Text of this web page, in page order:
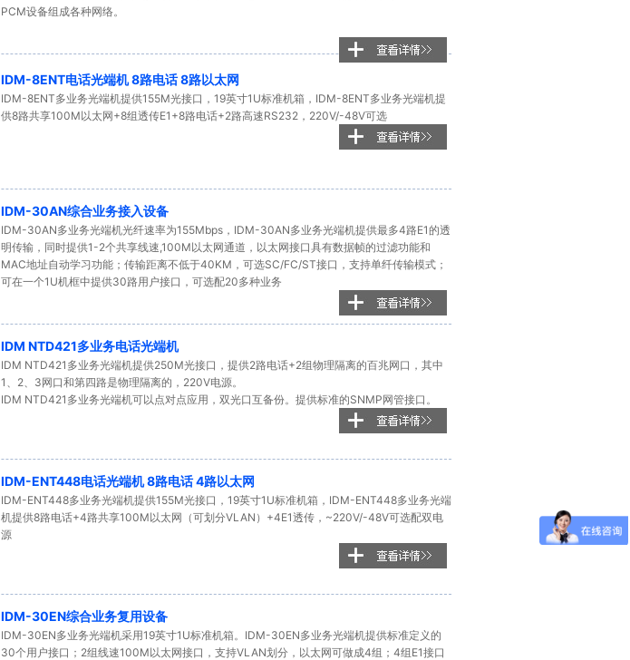
PCM设备组成各种网络。
IDM-8ENT电话光端机 8路电话 8路以太网
IDM-8ENT多业务光端机提供155M光接口，19英寸1U标准机箱，IDM-8ENT多业务光端机提
供8路共享100M以太网+8组透传E1+8路电话+2路高速RS232，220V/-48V可选
IDM-30AN综合业务接入设备
IDM-30AN多业务光端机光纤速率为155Mbps，IDM-30AN多业务光端机提供最多4路E1的透
明传输，同时提供1-2个共享线速,100M以太网通道，以太网接口具有数据帧的过滤功能和
MAC地址自动学习功能；传输距离不低于40KM，可选SC/FC/ST接口，支持单纤传输模式；
可在一个1U机框中提供30路用户接口，可选配20多种业务
IDM NTD421多业务电话光端机
IDM NTD421多业务光端机提供250M光接口，提供2路电话+2组物理隔离的百兆网口，其中
1、2、3网口和第四路是物理隔离的，220V电源。
IDM NTD421多业务光端机可以点对点应用，双光口互备份。提供标准的SNMP网管接口。
IDM-ENT448电话光端机 8路电话 4路以太网
IDM-ENT448多业务光端机提供155M光接口，19英寸1U标准机箱，IDM-ENT448多业务光端
机提供8路电话+4路共享100M以太网（可划分VLAN）+4E1透传，~220V/-48V可选配双电
源
IDM-30EN综合业务复用设备
IDM-30EN多业务光端机采用19英寸1U标准机箱。IDM-30EN多业务光端机提供标准定义的
30个用户接口；2组线速100M以太网接口，支持VLAN划分，以太网可做成4组；4组E1接口